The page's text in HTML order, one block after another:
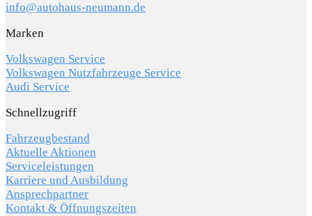
info@autohaus-neumann.de
Marken
Volkswagen Service
Volkswagen Nutzfahrzeuge Service
Audi Service
Schnellzugriff
Fahrzeugbestand
Aktuelle Aktionen
Serviceleistungen
Karriere und Ausbildung
Ansprechpartner
Kontakt & Öffnungszeiten